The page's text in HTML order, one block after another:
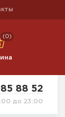
(0)
88 52
до 23:00